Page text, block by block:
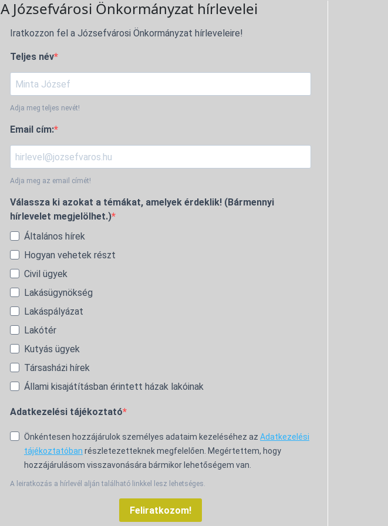
A Józsefvárosi Önkormányzat hírlevelei
Iratkozzon fel a Józsefvárosi Önkormányzat hírleveleire!
Teljes név
Adja meg teljes nevét!
Email cím:
Adja meg az email címét!
Válassza ki azokat a témákat, amelyek érdeklik! (Bármennyi
hírlevelet megjelölhet.)
Általános hírek
Hogyan vehetek részt
Civil ügyek
Lakásügynökség
Lakáspályázat
Lakótér
Kutyás ügyek
Társasházi hírek
Állami kisajátításban érintett házak lakóinak
Adatkezelési tájékoztató
Önkéntesen hozzájárulok személyes adataim kezeléséhez az Adatkezelési
tájékoztatóban részletezetteknek megfelelően. Megértettem, hogy
hozzájárulásom visszavonására bármikor lehetőségem van.
A leiratkozás a hírlevél alján található linkkel lesz lehetséges.
Feliratkozom!